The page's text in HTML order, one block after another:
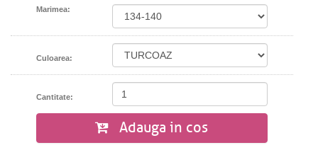
Marimea:
Culoarea:
Cantitate:
Adauga in cos